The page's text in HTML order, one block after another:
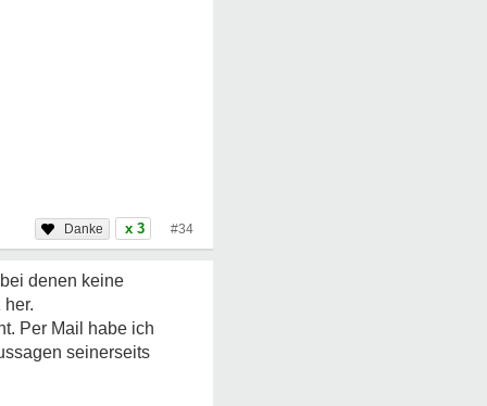
x 3 #34
denen keine
Per Mail habe ich
seinerseits